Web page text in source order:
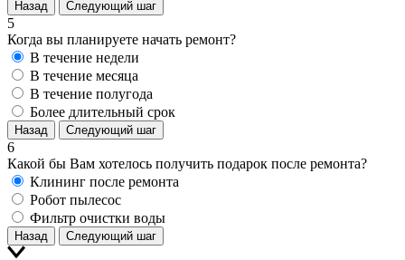
Назад Следующий шаг
5
Когда вы планируете начать ремонт?
В течение недели
В течение месяца
В течение полугода
Более длительный срок
Назад Следующий шаг
6
Какой бы Вам хотелось получить подарок после ремонта?
Клининг после ремонта
Робот пылесос
Фильтр очистки воды
Назад Следующий шаг